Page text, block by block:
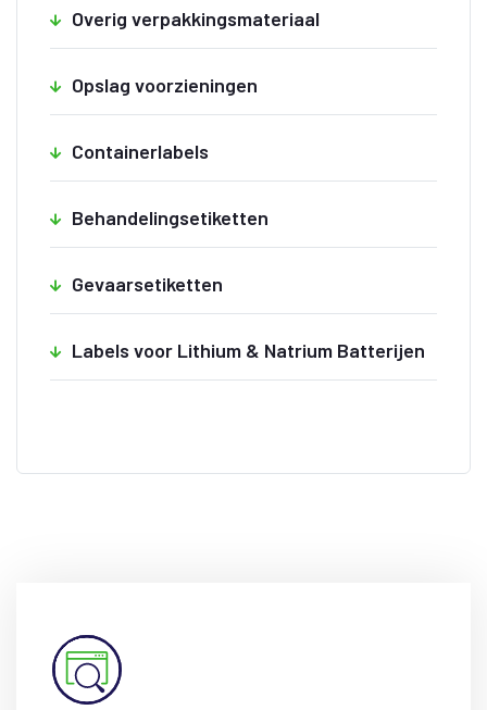
Overig verpakkingsmateriaal
Opslag voorzieningen
Containerlabels
Behandelingsetiketten
Gevaarsetiketten
Labels voor Lithium & Natrium Batterijen